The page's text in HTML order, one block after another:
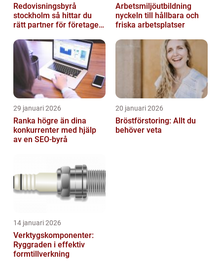
Redovisningsbyrå
stockholm så hittar du
rätt partner för företagets
Arbetsmiljöutbildning
nyckeln till hållbara och
friska arbetsplatser
29 januari 2026
Ranka högre än dina
konkurrenter med hjälp
av en SEO-byrå
20 januari 2026
Bröstförstoring: Allt du
behöver veta
14 januari 2026
Verktygskomponenter:
Ryggraden i effektiv
formtillverkning